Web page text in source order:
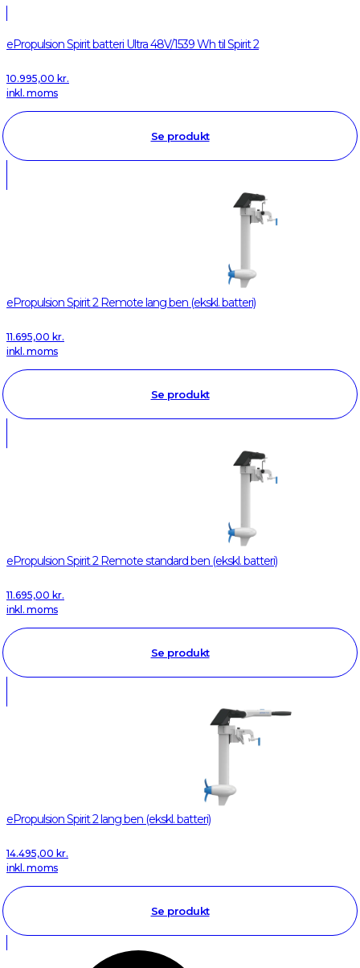
ePropulsion Spirit batteri Ultra 48V/1539 Wh til Spirit 2
10.995,00 kr.
inkl. moms
Se produkt
ePropulsion Spirit 2 Remote lang ben (ekskl. batteri)
11.695,00 kr.
inkl. moms
Se produkt
ePropulsion Spirit 2 Remote standard ben (ekskl. batteri)
11.695,00 kr.
inkl. moms
Se produkt
ePropulsion Spirit 2 lang ben (ekskl. batteri)
14.495,00 kr.
inkl. moms
Se produkt